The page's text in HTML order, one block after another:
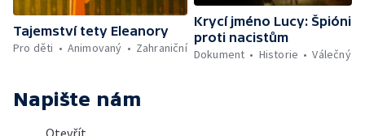
Tajemství tety Eleanory
Pro děti
Animovaný Zahraniční
Krycí jméno Lucy: Špióni
proti nacistům
Dokument
Historie Válečný
Napište nám